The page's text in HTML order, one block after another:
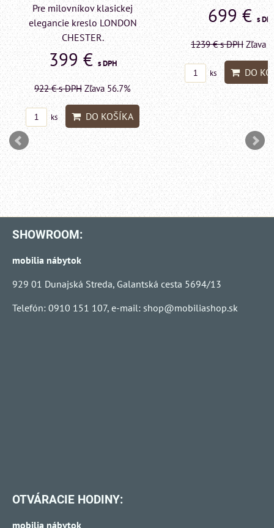
699 €s DPH
1239 €s DPH Zľava 43.6%
ks DO KOŠÍKA
Pre milovníkov
elegancie kreslo a
LONDON
599 €s
1415 €s DPH Zľava
ks DO
SHOWROOM:
mobilia nábytok
929 01 Dunajská Streda, Galantská cesta 5694/13
Telefón: 0910 151 107, e-mail: shop@mobiliashop.sk
OTVÁRACIE HODINY:
mobilia nábytok